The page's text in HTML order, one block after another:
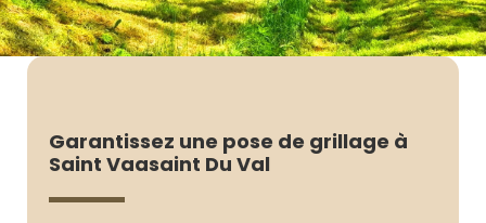
Garantissez une pose de grillage à
Saint Vaasaint Du Val